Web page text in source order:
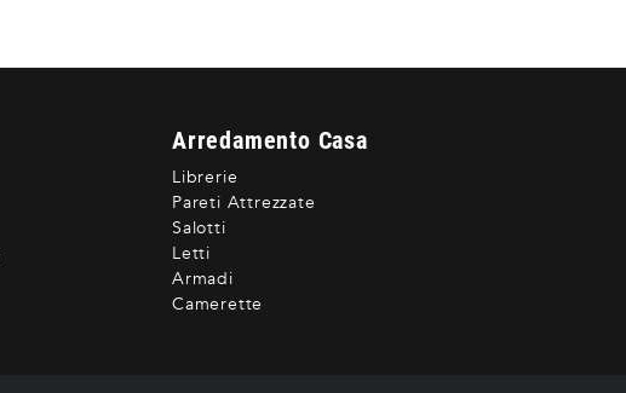
Arredamento Casa
Librerie
Pareti Attrezzate
Salotti
Letti
Armadi
Camerette